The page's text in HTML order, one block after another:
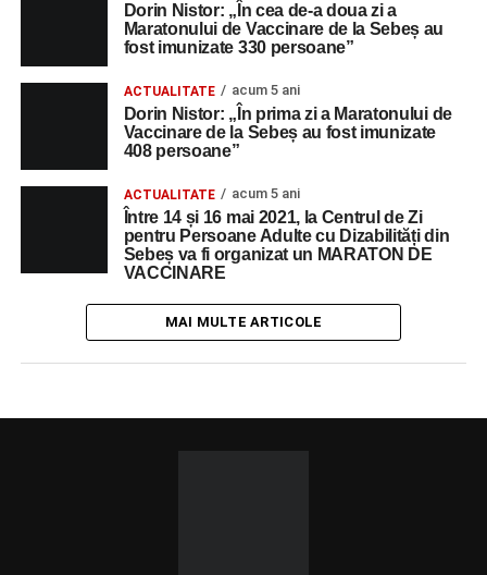
Dorin Nistor: „În cea de-a doua zi a
Maratonului de Vaccinare de la Sebeș au
fost imunizate 330 persoane”
ACTUALITATE acum 5 ani
Dorin Nistor: „În prima zi a Maratonului de
Vaccinare de la Sebeș au fost imunizate
408 persoane”
ACTUALITATE acum 5 ani
Între 14 și 16 mai 2021, la Centrul de Zi
pentru Persoane Adulte cu Dizabilități din
Sebeș va fi organizat un MARATON DE
VACCINARE
MAI MULTE ARTICOLE